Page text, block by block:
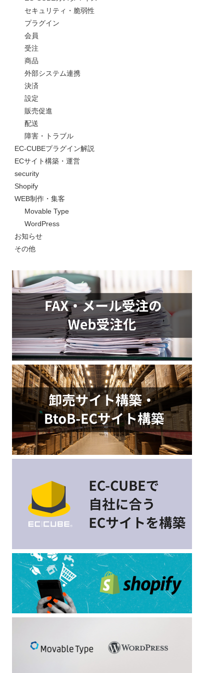
セキュリティ・脆弱性
プラグイン
会員
受注
商品
外部システム連携
決済
設定
販売促進
配送
障害・トラブル
EC-CUBEプラグイン解説
ECサイト構築・運営
security
Shopify
WEB制作・集客
Movable Type
WordPress
お知らせ
その他